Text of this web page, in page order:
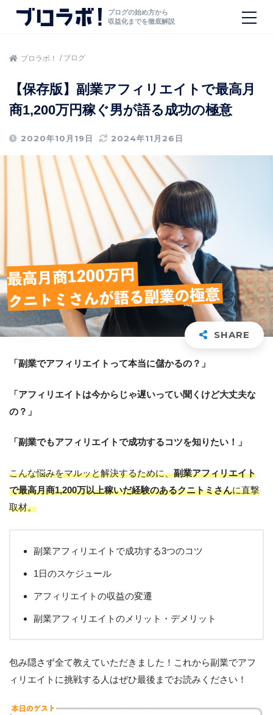
ブログの始め方から
収益化までを徹底解説
ブロラボ！ ブログ
【保存版】副業アフィリエイトで最高月
商1,200万円稼ぐ男が語る成功の極意
2020年10月19日 2024年11月26日
「副業でアフィリエイトって本当に儲かるの？」
「アフィリエイトは今からじゃ遅いってい聞くけど大丈夫な
の？」
「副業でもアフィリエイトで成功するコツを知りたい！」
こんな悩みをマルッと解決するために、副業アフィリエイト
で最高月商1,200万以上稼いだ経験のあるクニトミさんに直撃
取材。
副業アフィリエイトで成功する3つのコツ
1日のスケジュール
アフィリエイトの収益の変遷
副業アフィリエイトのメリット・デメリット
包み隠さず全て教えていただきました！これから副業でアフ
ィリエイトに挑戦する人はぜひ最後までお読みください！